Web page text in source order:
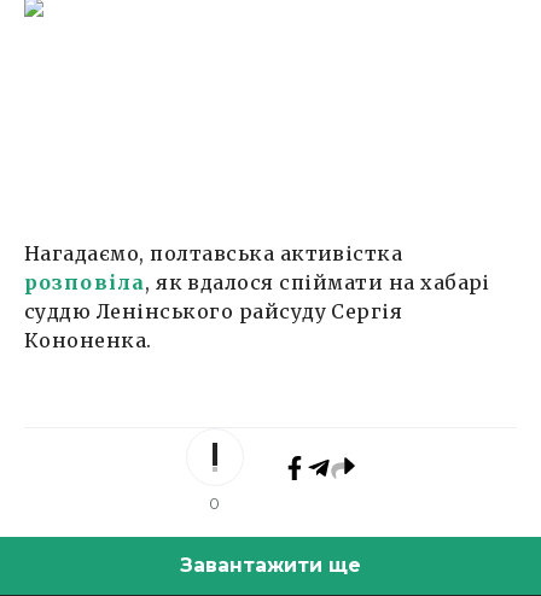
Нагадаємо, полтавська активістка
розповіла, як вдалося спіймати на хабарі
суддю Ленінського райсуду Сергія
Кононенка.
0
Завантажити ще